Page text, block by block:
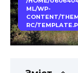
ML/WP-
CONTENT/
RC/